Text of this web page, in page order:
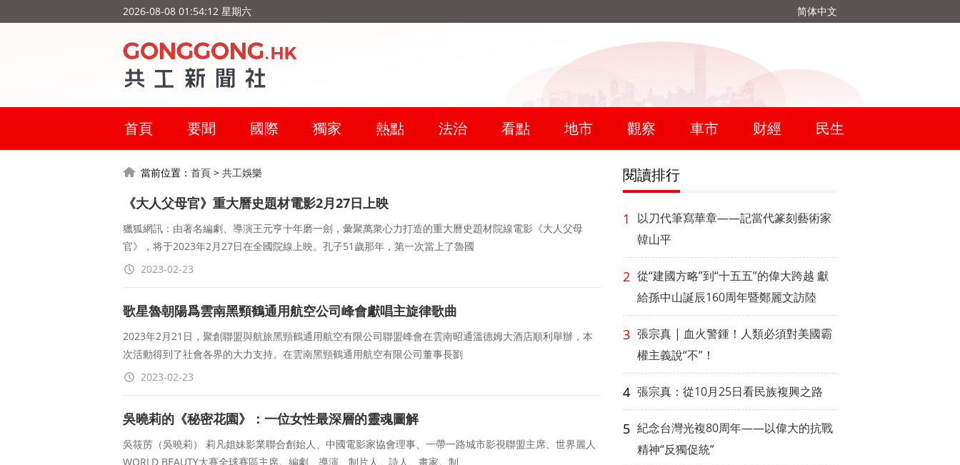
2026-08-08 01:54:13 星期六 简体中文
首頁 要聞 國際 獨家 熱點 法治 看點 地市 觀察 車市 财經 民生
當前位置： 首頁 > 共工娛樂
《大人父母官》重大曆史題材電影2月27日上映
獵狐網訊：由著名編劇、導演王元亨十年磨一劍，彙聚萬衆心力打造的重大曆史題材院線電影《大人父母
官》，将于2023年2月27日在全國院線上映。孔子51歲那年，第一次當上了魯國
2023-02-23
歌星魯朝陽爲雲南黑頸鶴通用航空公司峰會獻唱主旋律歌曲
2023年2月21日，聚創聯盟與航旅黑頸鶴通用航空有限公司聯盟峰會在雲南昭通溫德姆大酒店順利舉辦，本
次活動得到了社會各界的大力支持。在雲南黑頸鶴通用航空有限公司董事長劉
2023-02-23
吳曉莉的《秘密花園》：一位女性最深層的靈魂圖解
吳筱苈（吳曉莉） 莉凡姐妹影業聯合創始人、中國電影家協會理事、一帶一路城市影視聯盟主席、世界麗人
WORLD BEAUTY大賽全球賽區主席。編劇、導演、制片人、詩人、畫家。制
閱讀排行
1
以刀代筆寫華章——記當代篆刻藝術家
韓山平
2 從“建國方略”到“十五五”的偉大跨越 獻
給孫中山誕辰160周年暨鄭麗文訪陸
3 張宗真 | 血火警鍾！人類必須對美國霸
權主義說“不”！
4 張宗真：從10月25日看民族複興之路
5 紀念台灣光複80周年——以偉大的抗戰
精神“反獨促統”